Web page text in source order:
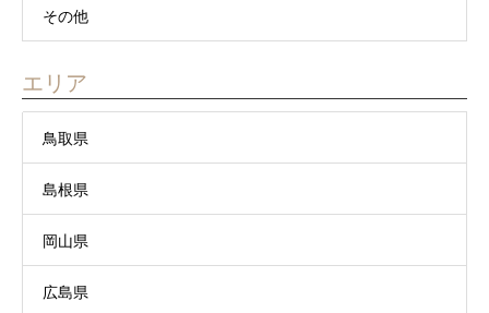
その他
エリア
鳥取県
島根県
岡山県
広島県